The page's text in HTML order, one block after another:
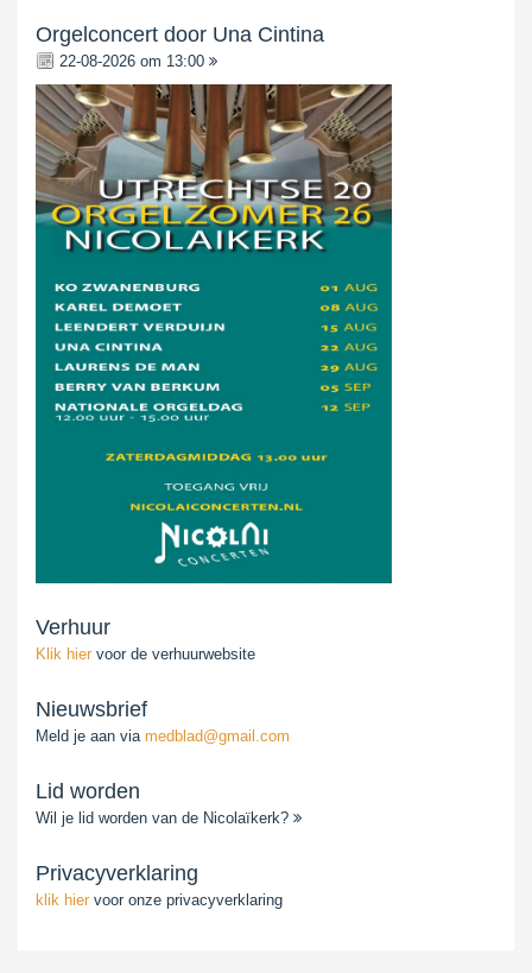
Orgelconcert door Una Cintina
22-08-2026 om 13:00
Verhuur
Klik hier voor de verhuurwebsite
Nieuwsbrief
Meld je aan via medblad@gmail.com
Lid worden
Wil je lid worden van de Nicolaïkerk?
Privacyverklaring
klik hier voor onze privacyverklaring